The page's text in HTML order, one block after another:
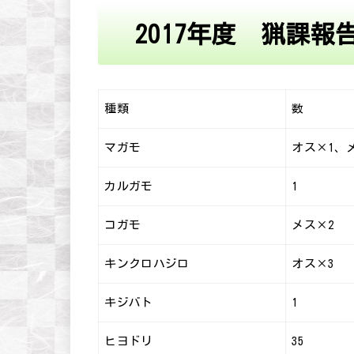
2017年度 猟課報
種類 数
マガモ オス×1、
カルガモ 1
コガモ メス×2
キンクロハジロ オス×3
キジバト 1
ヒヨドリ 35